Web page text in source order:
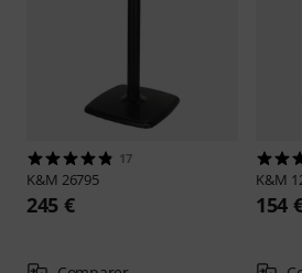
17
K&M 26795
245 €
K&M
154